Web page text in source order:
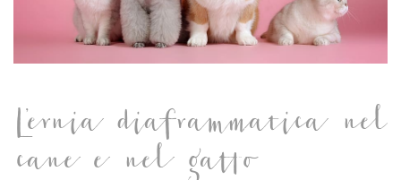
L’ernia diaframmatica nel
cane e nel gatto